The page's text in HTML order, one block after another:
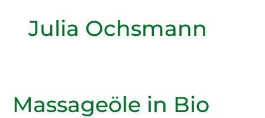
Julia Ochsmann
Massageöle in Bio